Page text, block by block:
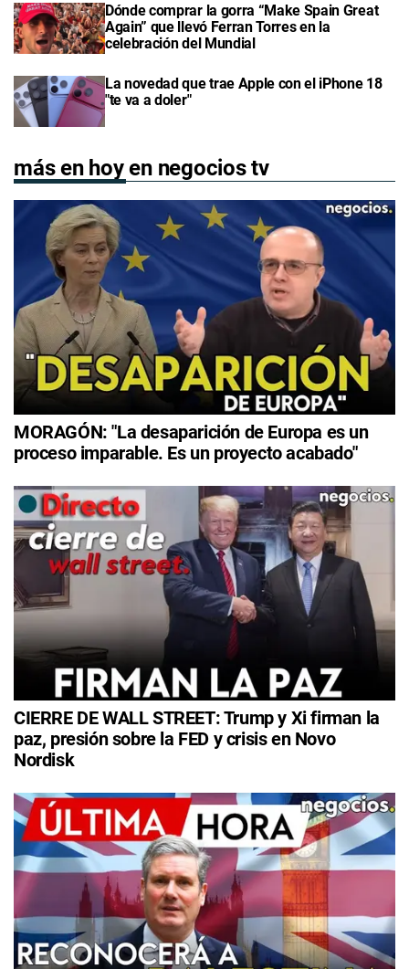
Dónde comprar la gorra “Make Spain Great
Again” que llevó Ferran Torres en la
celebración del Mundial
La novedad que trae Apple con el iPhone 18
"te va a doler"
más en hoy en negocios tv
MORAGÓN: "La desaparición de Europa es un
proceso imparable. Es un proyecto acabado"
CIERRE DE WALL STREET: Trump y Xi firman la
paz, presión sobre la FED y crisis en Novo
Nordisk